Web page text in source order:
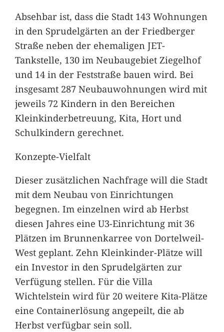
Absehbar ist, dass die Stadt 143 Wohnungen
in den Sprudelgärten an der Friedberger
Straße neben der ehemaligen JET-
Tankstelle, 130 im Neubaugebiet Ziegelhof
und 14 in der Feststraße bauen wird. Bei
insgesamt 287 Neubauwohnungen wird mit
jeweils 72 Kindern in den Bereichen
Kleinkinderbetreuung, Kita, Hort und
Schulkindern gerechnet.
Konzepte-Vielfalt
Dieser zusätzlichen Nachfrage will die Stadt
mit dem Neubau von Einrichtungen
begegnen. Im einzelnen wird ab Herbst
diesen Jahres eine U3-Einrichtung mit 36
Plätzen im Brunnenkarree von Dortelweil-
West geplant. Zehn Kleinkinder-Plätze will
ein Investor in den Sprudelgärten zur
Verfügung stellen. Für die Villa
Wichtelstein wird für 20 weitere Kita-Plätze
eine Containerlösung angepeilt, die ab
Herbst verfügbar sein soll.